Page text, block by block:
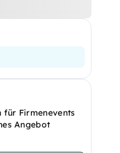
Firmenevents
Angebot